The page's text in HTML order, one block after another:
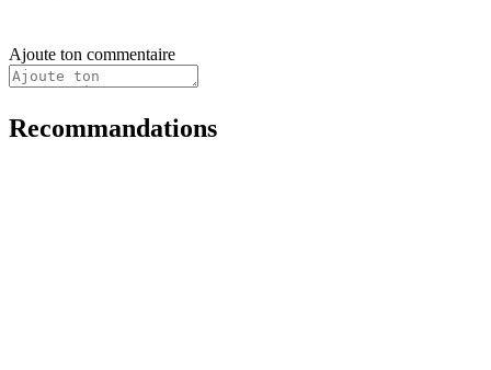
Ajoute ton commentaire
Recommandations